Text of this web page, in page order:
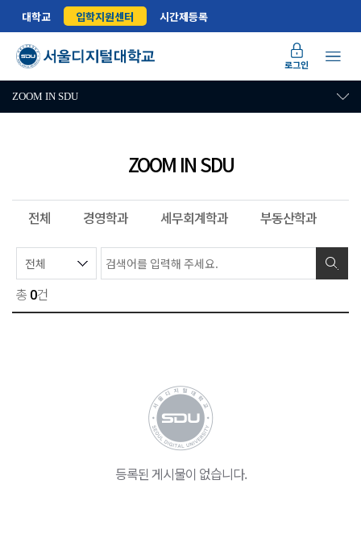
대학교 입학지원센터 시간제등록
로그인
ZOOM IN SDU
ZOOM IN SDU
전체 경영학과 세무회계학과 부동산학과
총 0건
등록된 게시물이 없습니다.